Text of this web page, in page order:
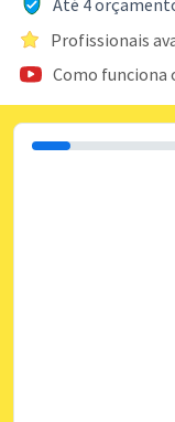
Profissionais
Como funciona